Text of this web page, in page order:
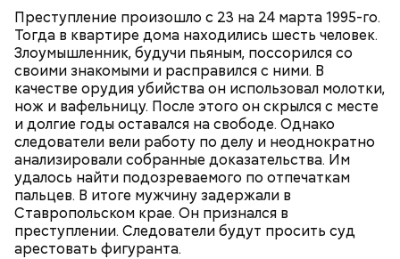
Преступление произошло с 23 на 24 марта 1995-го.
Тогда в квартире дома находились шесть человек.
Злоумышленник, будучи пьяным, поссорился со
своими знакомыми и расправился с ними. В
качестве орудия убийства он использовал молотки,
нож и вафельницу. После этого он скрылся с месте
и долгие годы оставался на свободе. Однако
следователи вели работу по делу и неоднократно
анализировали собранные доказательства. Им
удалось найти подозреваемого по отпечаткам
пальцев. В итоге мужчину задержали в
Ставропольском крае. Он признался в
преступлении. Следователи будут просить суд
арестовать фигуранта.
Родственники обналичивали деньги и возвращали
их Гасанову. А чтобы пользоваться деньгами и не
вызвать подозрений у налоговой, Гасанов либо
распределял их между еще несколькими счетами,
либопокупал на них квартиры.
— Мы съездили за витаминами, вернулись обратно,
поднялись домой. У него ухудшилось самочувствие
через сутки... Его увезли в больницу,
реанимировали, и там он скончался, — рассказывал
Миссюра на допросе.